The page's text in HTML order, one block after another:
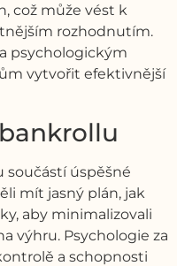
což může vést k
rozhodnutím.
psychologickým
vytvořit efektivnější
součástí úspěšné
mít jasný plán, jak
aby minimalizovali
výhru. Psychologie za
a schopnosti